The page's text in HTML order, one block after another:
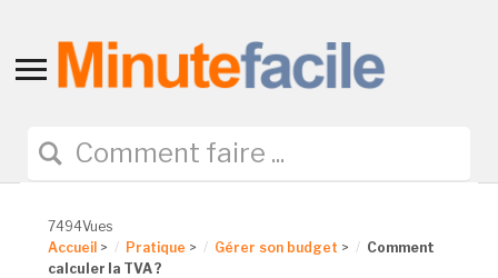
Toggle
navigation
7494Vues
Accueil > Pratique > Gérer son budget >
Comment
calculer la TVA ?